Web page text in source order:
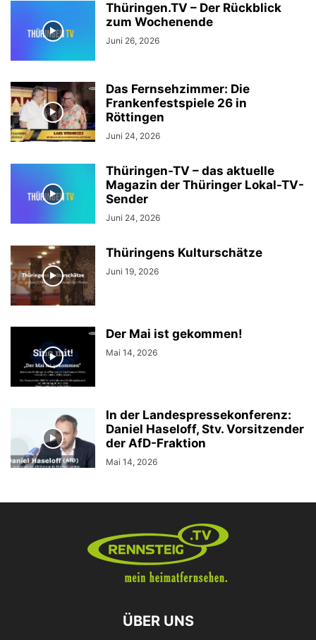
Thüringen.TV – Der Rückblick
zum Wochenende
Juni 26, 2026
Das Fernsehzimmer: Die
Frankenfestspiele 26 in
Röttingen
Juni 24, 2026
Thüringen-TV – das aktuelle
Magazin der Thüringer Lokal-TV-
Sender
Juni 24, 2026
Thüringens Kulturschätze
Juni 19, 2026
Der Mai ist gekommen!
Mai 14, 2026
In der Landespressekonferenz:
Daniel Haseloff, Stv. Vorsitzender
der AfD-Fraktion
Mai 14, 2026
ÜBER UNS